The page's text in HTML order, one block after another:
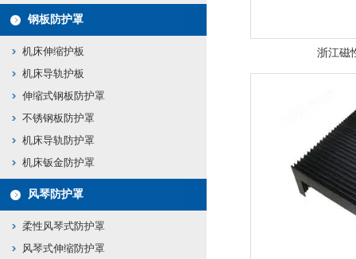
钢板防护罩
机床伸缩护板
机床导轨护板
伸缩式钢板防护罩
不锈钢板防护罩
机床导轨防护罩
机床钣金防护罩
风琴防护罩
柔性风琴式防护罩
风琴式伸缩防护罩
浙江磁